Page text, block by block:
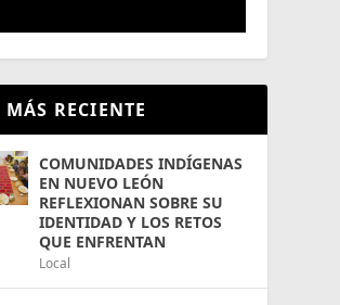
MÁS RECIENTE
COMUNIDADES INDÍGENAS
EN NUEVO LEÓN
REFLEXIONAN SOBRE SU
IDENTIDAD Y LOS RETOS
QUE ENFRENTAN
Local